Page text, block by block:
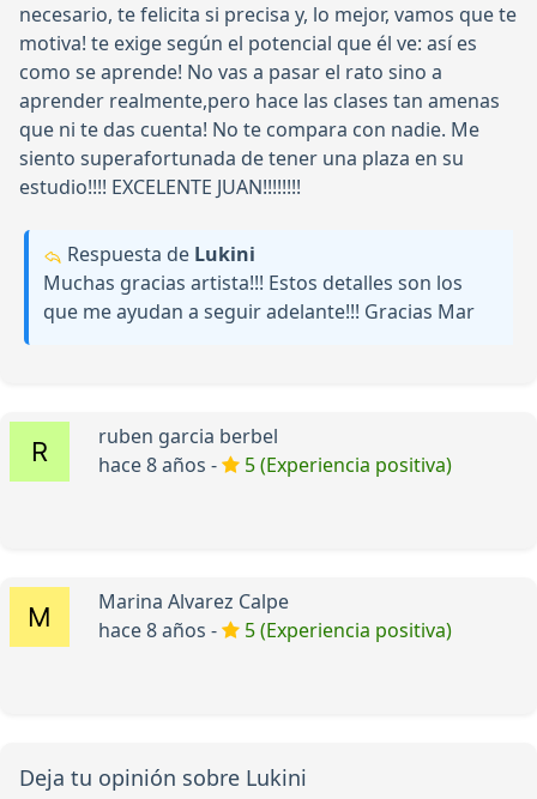
necesario, te felicita si precisa y, lo mejor, vamos que te
motiva! te exige según el potencial que él ve: así es
como se aprende! No vas a pasar el rato sino a
aprender realmente,pero hace las clases tan amenas
que ni te das cuenta! No te compara con nadie. Me
siento superafortunada de tener una plaza en su
estudio!!!! EXCELENTE JUAN!!!!!!!!
Respuesta de Lukini
Muchas gracias artista!!! Estos detalles son los
que me ayudan a seguir adelante!!! Gracias Mar
ruben garcia berbel
hace 8 años -
5 (Experiencia positiva)
Marina Alvarez Calpe
hace 8 años -
5 (Experiencia positiva)
Deja tu opinión sobre Lukini